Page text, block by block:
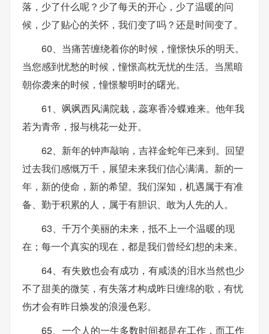
落，少了什么呢？少了每天的开心，少了温暖的问
候，少了贴心的关怀，我们变了吗？还是时间变了。
60、当痛苦缠绕着你的时候，憧憬快乐的明天。
当您感到忧愁的时候，憧憬高枕无忧的生活。当黑暗
朝你袭来的时候，憧憬黎明时的曙光。
61、飒飒西风满院栽，蕊寒香冷蝶难来。他年我
若为青帝，报与桃花一处开。
62、新年的钟声敲响，吉祥金蛇年已来到。回望
过去我们感慨万千，展望未来我们信心满满。新的一
年，新的使命，新的希望。我们深知，机遇属于有准
备、勤于积累的人，属于有胆识、敢为人先的人。
63、千万个美丽的未来，抵不上一个温暖的现
在；每一个真实的现在，都是我们曾经幻想的未来。
64、有失败也会有成功，有咸淡的泪水当然也少
不了甜美的微笑，有失落才构成昨日缠绵的歌，有忧
伤才会有昨日焕发的浪漫色彩。
65、一个人的一生多数时间都是在工作，而工作